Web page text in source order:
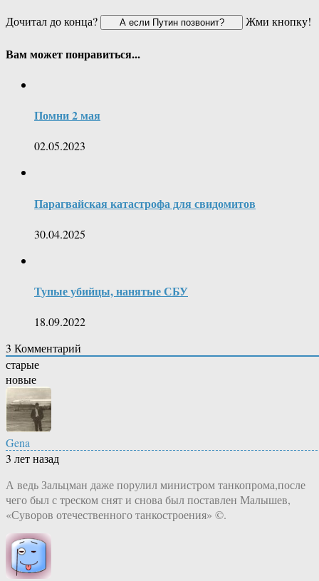
Дочитал до конца?
Жми кнопку!
Вам может понравиться...
Помни 2 мая
02.05.2023
Парагвайская катастрофа для свидомитов
30.04.2025
Тупые убийцы, нанятые СБУ
18.09.2022
3 Комментарий
старые
новые
Gena
3 лет назад
А ведь Зальцман даже порулил министром танкопрома,после
чего был с треском снят и снова был поставлен Малышев,
«Суворов отечественного танкостроения» ©.